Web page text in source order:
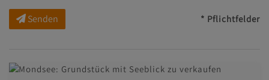
Senden * Pflichtfelder